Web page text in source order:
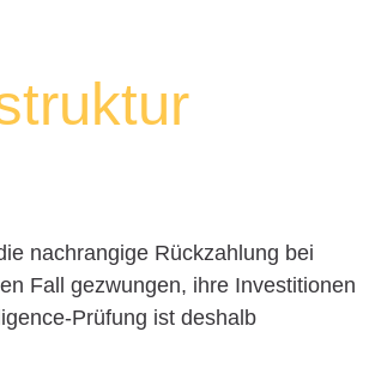
nachrangige Rückzahlung bei
Fall gezwungen, ihre Investitionen
Prüfung ist deshalb